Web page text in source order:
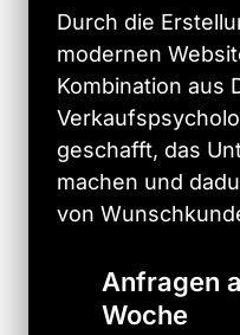
Durch die
modernen
Kombination aus
geschafft, das
machen und
von
Anfragen
Woche